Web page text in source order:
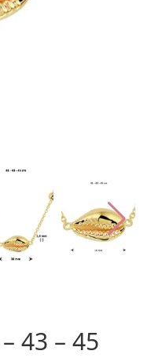
43 – 45